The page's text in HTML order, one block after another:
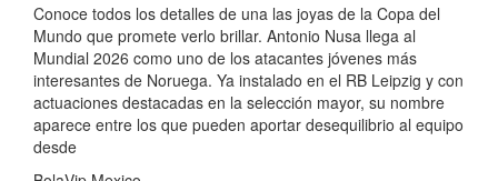
Conoce todos los detalles de una las joyas de la Copa del
Mundo que promete verlo brillar. Antonio Nusa llega al
Mundial 2026 como uno de los atacantes jóvenes más
interesantes de Noruega. Ya instalado en el RB Leipzig y con
actuaciones destacadas en la selección mayor, su nombre
aparece entre los que pueden aportar desequilibrio al equipo
desde